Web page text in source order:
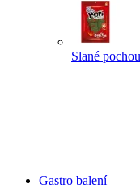
Slané
Gastro balení